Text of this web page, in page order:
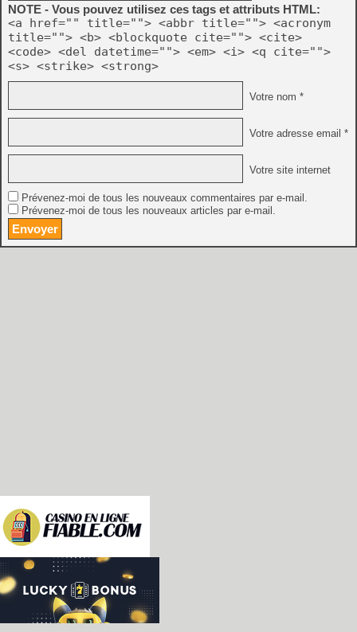
NOTE - Vous pouvez utilisez ces tags et attributs HTML:
<a href="" title=""> <abbr title=""> <acronym
title=""> <b> <blockquote cite=""> <cite>
<code> <del datetime=""> <em> <i> <q cite="">
<s> <strike> <strong>
Votre nom *
Votre adresse email *
Votre site internet
Prévenez-moi de tous les nouveaux commentaires par e-mail.
Prévenez-moi de tous les nouveaux articles par e-mail.